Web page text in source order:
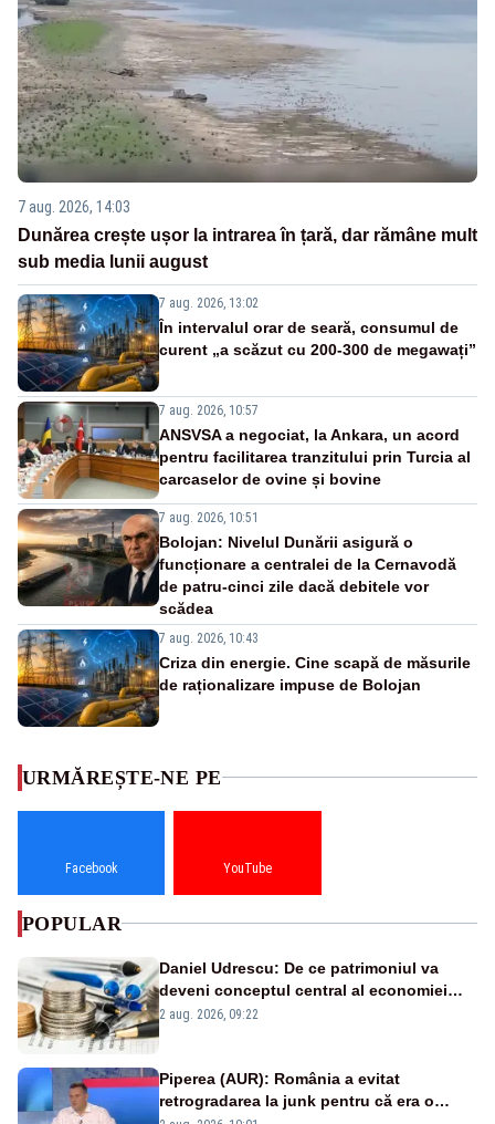
7 aug. 2026, 14:03
Dunărea crește ușor la intrarea în țară, dar rămâne mult
sub media lunii august
7 aug. 2026, 13:02
În intervalul orar de seară, consumul de
curent „a scăzut cu 200-300 de megawați”
7 aug. 2026, 10:57
ANSVSA a negociat, la Ankara, un acord
pentru facilitarea tranzitului prin Turcia al
carcaselor de ovine și bovine
7 aug. 2026, 10:51
Bolojan: Nivelul Dunării asigură o
funcționare a centralei de la Cernavodă
de patru-cinci zile dacă debitele vor
scădea
7 aug. 2026, 10:43
Criza din energie. Cine scapă de măsurile
de raționalizare impuse de Bolojan
URMĂREȘTE-NE PE
Facebook YouTube
POPULAR
Daniel Udrescu: De ce patrimoniul va
deveni conceptul central al economiei
viitoare?
2 aug. 2026, 09:22
Piperea (AUR): România a evitat
retrogradarea la junk pentru că era o